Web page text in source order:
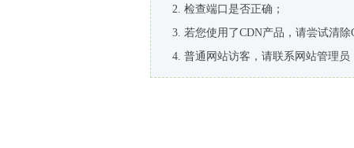
检查端口是否正确；
若您使用了CDN产品，请尝试清除
普通网站访客，请联系网站管理员